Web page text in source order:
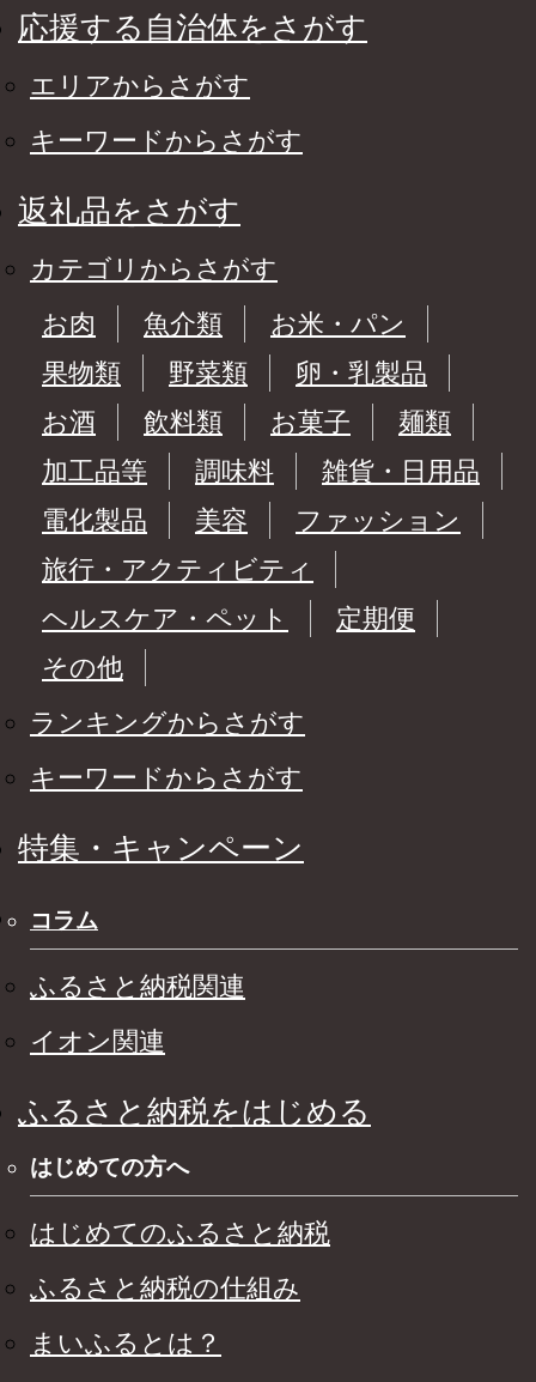
応援する自治体をさがす
エリアからさがす
キーワードからさがす
返礼品をさがす
カテゴリからさがす
お肉
魚介類
お米・パン
果物類
野菜類
卵・乳製品
お酒
飲料類 お菓子
麺類
加工品等
調味料
雑貨・日用品
電化製品
美容
ファッション
旅行・アクティビティ
ヘルスケア・ペット
定期便
その他
ランキングからさがす
キーワードからさがす
特集・キャンペーン
コラム
ふるさと納税関連
イオン関連
ふるさと納税をはじめる
はじめての方へ
はじめてのふるさと納税
ふるさと納税の仕組み
まいふるとは？